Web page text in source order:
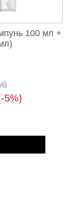
100 мл +
5%)